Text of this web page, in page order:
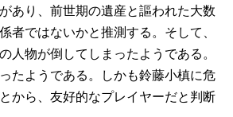
あり、前世期の遺産と謳われた大数
者ではないかと推測する。そして、
人物が倒してしまったようである。
たようである。しかも鈴藤小槙に危
から、友好的なプレイヤーだと判断